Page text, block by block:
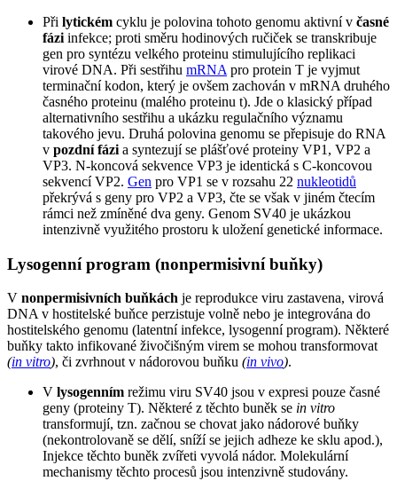
Při lytickém cyklu je polovina tohoto genomu aktivní v časné
fázi infekce; proti směru hodinových ručiček se transkribuje
gen pro syntézu velkého proteinu stimulujícího replikaci
virové DNA. Při sestřihu mRNA pro protein T je vyjmut
terminační kodon, který je ovšem zachován v mRNA druhého
časného proteinu (malého proteinu t). Jde o klasický případ
alternativního sestřihu a ukázku regulačního významu
takového jevu. Druhá polovina genomu se přepisuje do RNA
v pozdní fázi a syntezují se plášťové proteiny VP1, VP2 a
VP3. N-koncová sekvence VP3 je identická s C-koncovou
sekvencí VP2. Gen pro VP1 se v rozsahu 22 nukleotidů
překrývá s geny pro VP2 a VP3, čte se však v jiném čtecím
rámci než zmíněné dva geny. Genom SV40 je ukázkou
intenzivně využitého prostoru k uložení genetické informace.
Lysogenní program (nonpermisivní buňky)
V nonpermisivních buňkách je reprodukce viru zastavena, virová
DNA v hostitelské buňce perzistuje volně nebo je integrována do
hostitelského genomu (latentní infekce, lysogenní program). Některé
buňky takto infikované živočišným virem se mohou transformovat
(in vitro), či zvrhnout v nádorovou buňku (in vivo).
V lysogenním režimu viru SV40 jsou v expresi pouze časné
geny (proteiny T). Některé z těchto buněk se in vitro
transformují, tzn. začnou se chovat jako nádorové buňky
(nekontrolovaně se dělí, sníží se jejich adheze ke sklu apod.),
Injekce těchto buněk zvířeti vyvolá nádor. Molekulární
mechanismy těchto procesů jsou intenzivně studovány.